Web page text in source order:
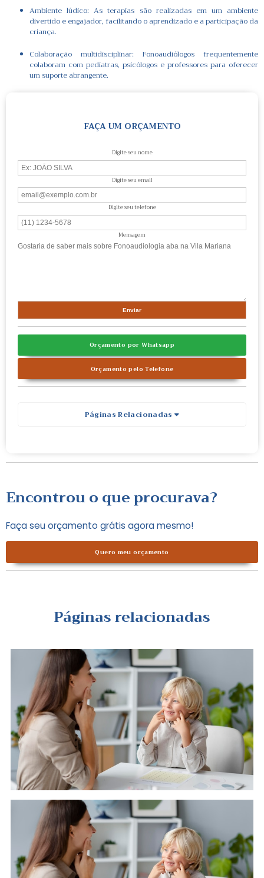
Ambiente lúdico: As terapias são realizadas em um ambiente
divertido e engajador, facilitando o aprendizado e a participação da
criança.
Colaboração multidisciplinar: Fonoaudiólogos frequentemente
colaboram com pediatras, psicólogos e professores para oferecer
um suporte abrangente.
FAÇA UM ORÇAMENTO
Digite seu nome
Digite seu email
Digite seu telefone
Mensagem
Orçamento por Whatsapp
Orçamento pelo Telefone
Páginas Relacionadas
Encontrou o que procurava?
Faça seu orçamento grátis agora mesmo!
Quero meu orçamento
Páginas relacionadas